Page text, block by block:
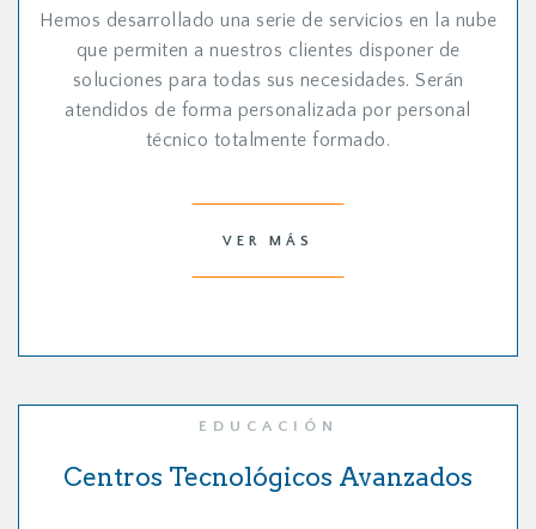
Hemos desarrollado una serie de servicios en la nube
que permiten a nuestros clientes disponer de
soluciones para todas sus necesidades. Serán
atendidos de forma personalizada por personal
técnico totalmente formado.
VER MÁS
EDUCACIÓN
Centros Tecnológicos Avanzados